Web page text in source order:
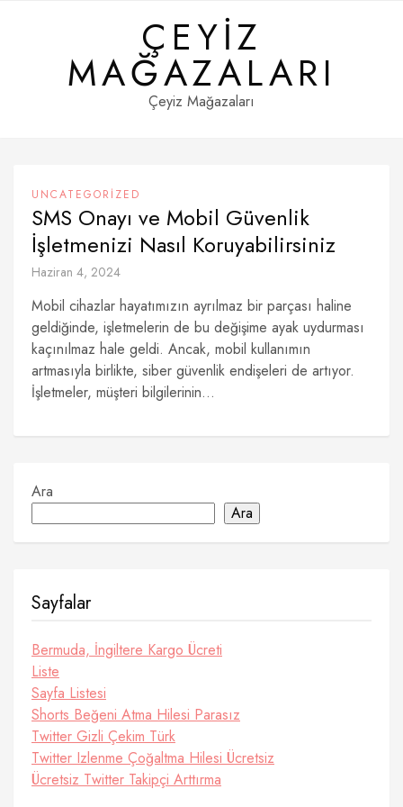
ÇEYIZ
MAĞAZALARI
Çeyiz Mağazaları
UNCATEGORIZED
SMS Onayı ve Mobil Güvenlik
İşletmenizi Nasıl Koruyabilirsiniz
Haziran 4, 2024
Mobil cihazlar hayatımızın ayrılmaz bir parçası haline
geldiğinde, işletmelerin de bu değişime ayak uydurması
kaçınılmaz hale geldi. Ancak, mobil kullanımın
artmasıyla birlikte, siber güvenlik endişeleri de artıyor.
İşletmeler, müşteri bilgilerinin...
Ara
Ara
Sayfalar
Bermuda, İngiltere Kargo Ücreti
Liste
Sayfa Listesi
Shorts Beğeni Atma Hilesi Parasız
Twitter Gizli Çekim Türk
Twitter Izlenme Çoğaltma Hilesi Ücretsiz
Ücretsiz Twitter Takipçi Arttırma